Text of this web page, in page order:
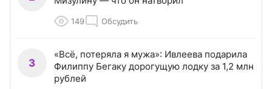
149 Обсудить
3
«Всё, потеряла я мужа»: Ивлеева подарила
Филиппу Бегаку дорогущую лодку за 1,2 млн
рублей